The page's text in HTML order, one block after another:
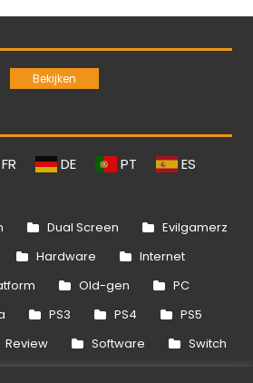
FR DE PT ES
Dual Screen
Evilgamerz
Hardware
Internet
Old-gen
PC
PS3 PS4
PS5
Review Software
Switch